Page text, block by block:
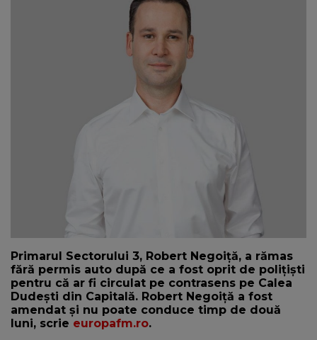
Primarul Sectorului 3, Robert Negoiță, a rămas
fără permis auto după ce a fost oprit de polițiști
pentru că ar fi circulat pe contrasens pe Calea
Dudești din Capitală. Robert Negoiță a fost
amendat și nu poate conduce timp de două
luni, scrie europafm.ro.